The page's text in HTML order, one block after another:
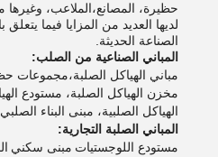
حظيرة، المصانع،الملاعب، وغيرها
لديها العديد من المزايا فيما يتعلق
الصناعة الحديثة.
المباني الصناعية من الصلب:
مباني الهياكل الصلبة،مجموعات
مخزن الهياكل الصلبة، مستودع
الهياكل الصلبية، مبنى البناء
المباني الصلبة التجارية:
مستودع اللوجستيات مبنى سكني